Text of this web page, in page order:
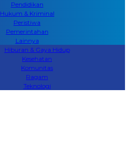
Pendidikan
Hukum & Kriminal
Peristiwa
Pemerintahan
Lainnya
Hiburan & Gaya Hidup
Kesehatan
Komunitas
Ragam
Teknologi